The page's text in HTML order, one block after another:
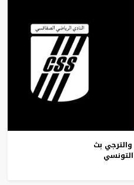
والترجي بث
التونسي